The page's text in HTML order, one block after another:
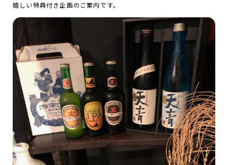
嬉しい特典付き企画のご案内です。